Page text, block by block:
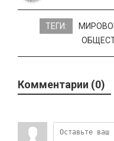
ТЕГИ:
Комментарии (0)